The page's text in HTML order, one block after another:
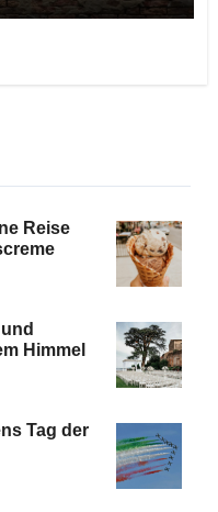
Reise
Himmel
Tag der